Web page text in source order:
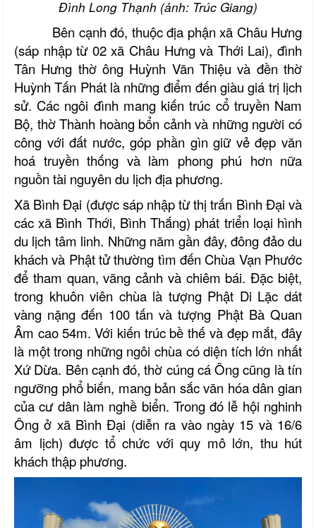
Đình Long Thạnh (ảnh: Trúc Giang)
Bên cạnh đó, thuộc địa phận xã Châu Hưng
(sáp nhập từ 02 xã Châu Hưng và Thới Lai), đình
Tân Hưng thờ ông Huỳnh Văn Thiệu và đền thờ
Huỳnh Tấn Phát là những điểm đến giàu giá trị lịch
sử. Các ngôi đình mang kiến trúc cổ truyền Nam
Bộ, thờ Thành hoàng bổn cảnh và những người có
công với đất nước, góp phần gìn giữ vẻ đẹp văn
hoá truyền thống và làm phong phú hơn nữa
nguồn tài nguyên du lịch địa phương.
Xã Bình Đại (được sáp nhập từ thị trấn Bình Đại và
các xã Bình Thới, Bình Thắng) phát triển loại hình
du lịch tâm linh. Những năm gần đây, đông đảo du
khách và Phật tử thường tìm đến Chùa Vạn Phước
để tham quan, vãng cảnh và chiêm bái. Đặc biệt,
trong khuôn viên chùa là tượng Phật Di Lặc dát
vàng nặng đến 100 tấn và tượng Phật Bà Quan
Âm cao 54m. Với kiến trúc bề thế và đẹp mắt, đây
là một trong những ngôi chùa có diện tích lớn nhất
Xứ Dừa. Bên cạnh đó, thờ cúng cá Ông cũng là tín
ngưỡng phổ biến, mang bản sắc văn hóa dân gian
của cư dân làm nghề biển. Trong đó lễ hội nghinh
Ông ở xã Bình Đại (diễn ra vào ngày 15 và 16/6
âm lịch) được tổ chức với quy mô lớn, thu hút
khách thập phương.